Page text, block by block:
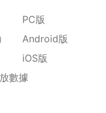
數據
PC版
Android版
iOS版